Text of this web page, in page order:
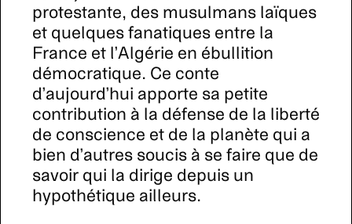
protestante, des musulmans laïques
et quelques fanatiques entre la
France et l’Algérie en ébullition
démocratique. Ce conte
d’aujourd’hui apporte sa petite
contribution à la défense de la liberté
de conscience et de la planète qui a
bien d’autres soucis à se faire que de
savoir qui la dirige depuis un
hypothétique ailleurs.